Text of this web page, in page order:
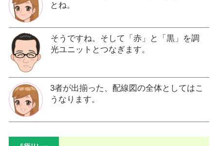
とね。
そうですね。そして「赤」と「黒」を調
光ユニットとつなぎます。
3者が出揃った、配線図の全体としてはこ
うなります。